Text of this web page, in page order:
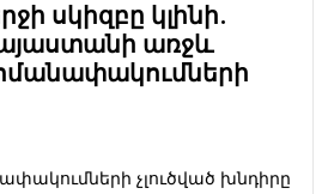
սկիզբը կլինի.
առջև
չլուծված խնդիրը